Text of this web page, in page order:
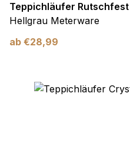
Teppichläufer Rutschfest
Hellgrau Meterware
ab €28,99